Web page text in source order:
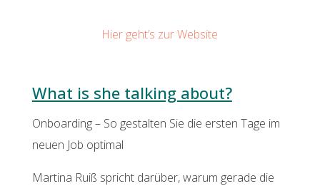
Hier geht’s zur Website
What is she talking about?
Onboarding – So gestalten Sie die ersten Tage im
neuen Job optimal
Martina Ruiß spricht darüber, warum gerade die